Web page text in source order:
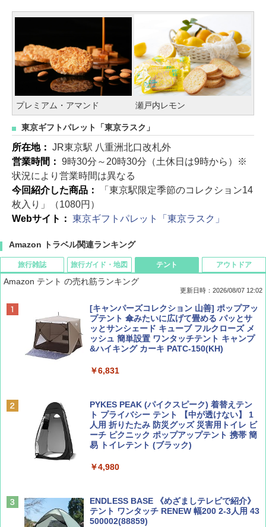
プレミアム・アマンド 瀬戸内レモン
東京ギフトパレット「東京ラスク」
所在地： JR東京駅 八重洲北口改札外
営業時間： 9時30分～20時30分（土休日は9時から）※
状況により営業時間は異なる
今回紹介した商品：
「東京駅限定季節のコレクション14
枚入り」（1080円）
Webサイト： 東京ギフトパレット「東京ラスク」
Amazon トラベル関連ランキング
旅行雑誌
ディズニーファン ２０２６年 ９月号 [雑
誌] (ＤＩＳＮＥＹ ＦＡＮ)
￥713
￥1,500
旅行ガイド・地図
D40 地球の歩き方 チェンマイ タイ北部の魅
力的な町 2026～2027 地球の歩き方D アジア
￥2,079
￥2,479
テント
Amazon テント の売れ筋ランキング
更新日時：2026/08/07 12:02
[キャンパーズコレクション 山善] ポップアッ
プテント 傘みたいに広げて畳める パッとサ
ッとサンシェード キューブ フルクローズ メ
ッシュ 簡単設置 ワンタッチテント キャンプ
&ハイキング カーキ PATC-150(KH)
￥6,831
PYKES PEAK (パイクスピーク) 着替えテン
ト プライバシー テント 【中が透けない】 1
人用 折りたたみ 防災グッズ 災害用トイレ ビ
ーチ ピクニック ポップアップテント 携帯 簡
易 トイレテント (ブラック)
￥4,980
ENDLESS BASE 《めざましテレビで紹介》
テント ワンタッチ RENEW 幅200 2-3人用 43
500002(88859)
アウトドア